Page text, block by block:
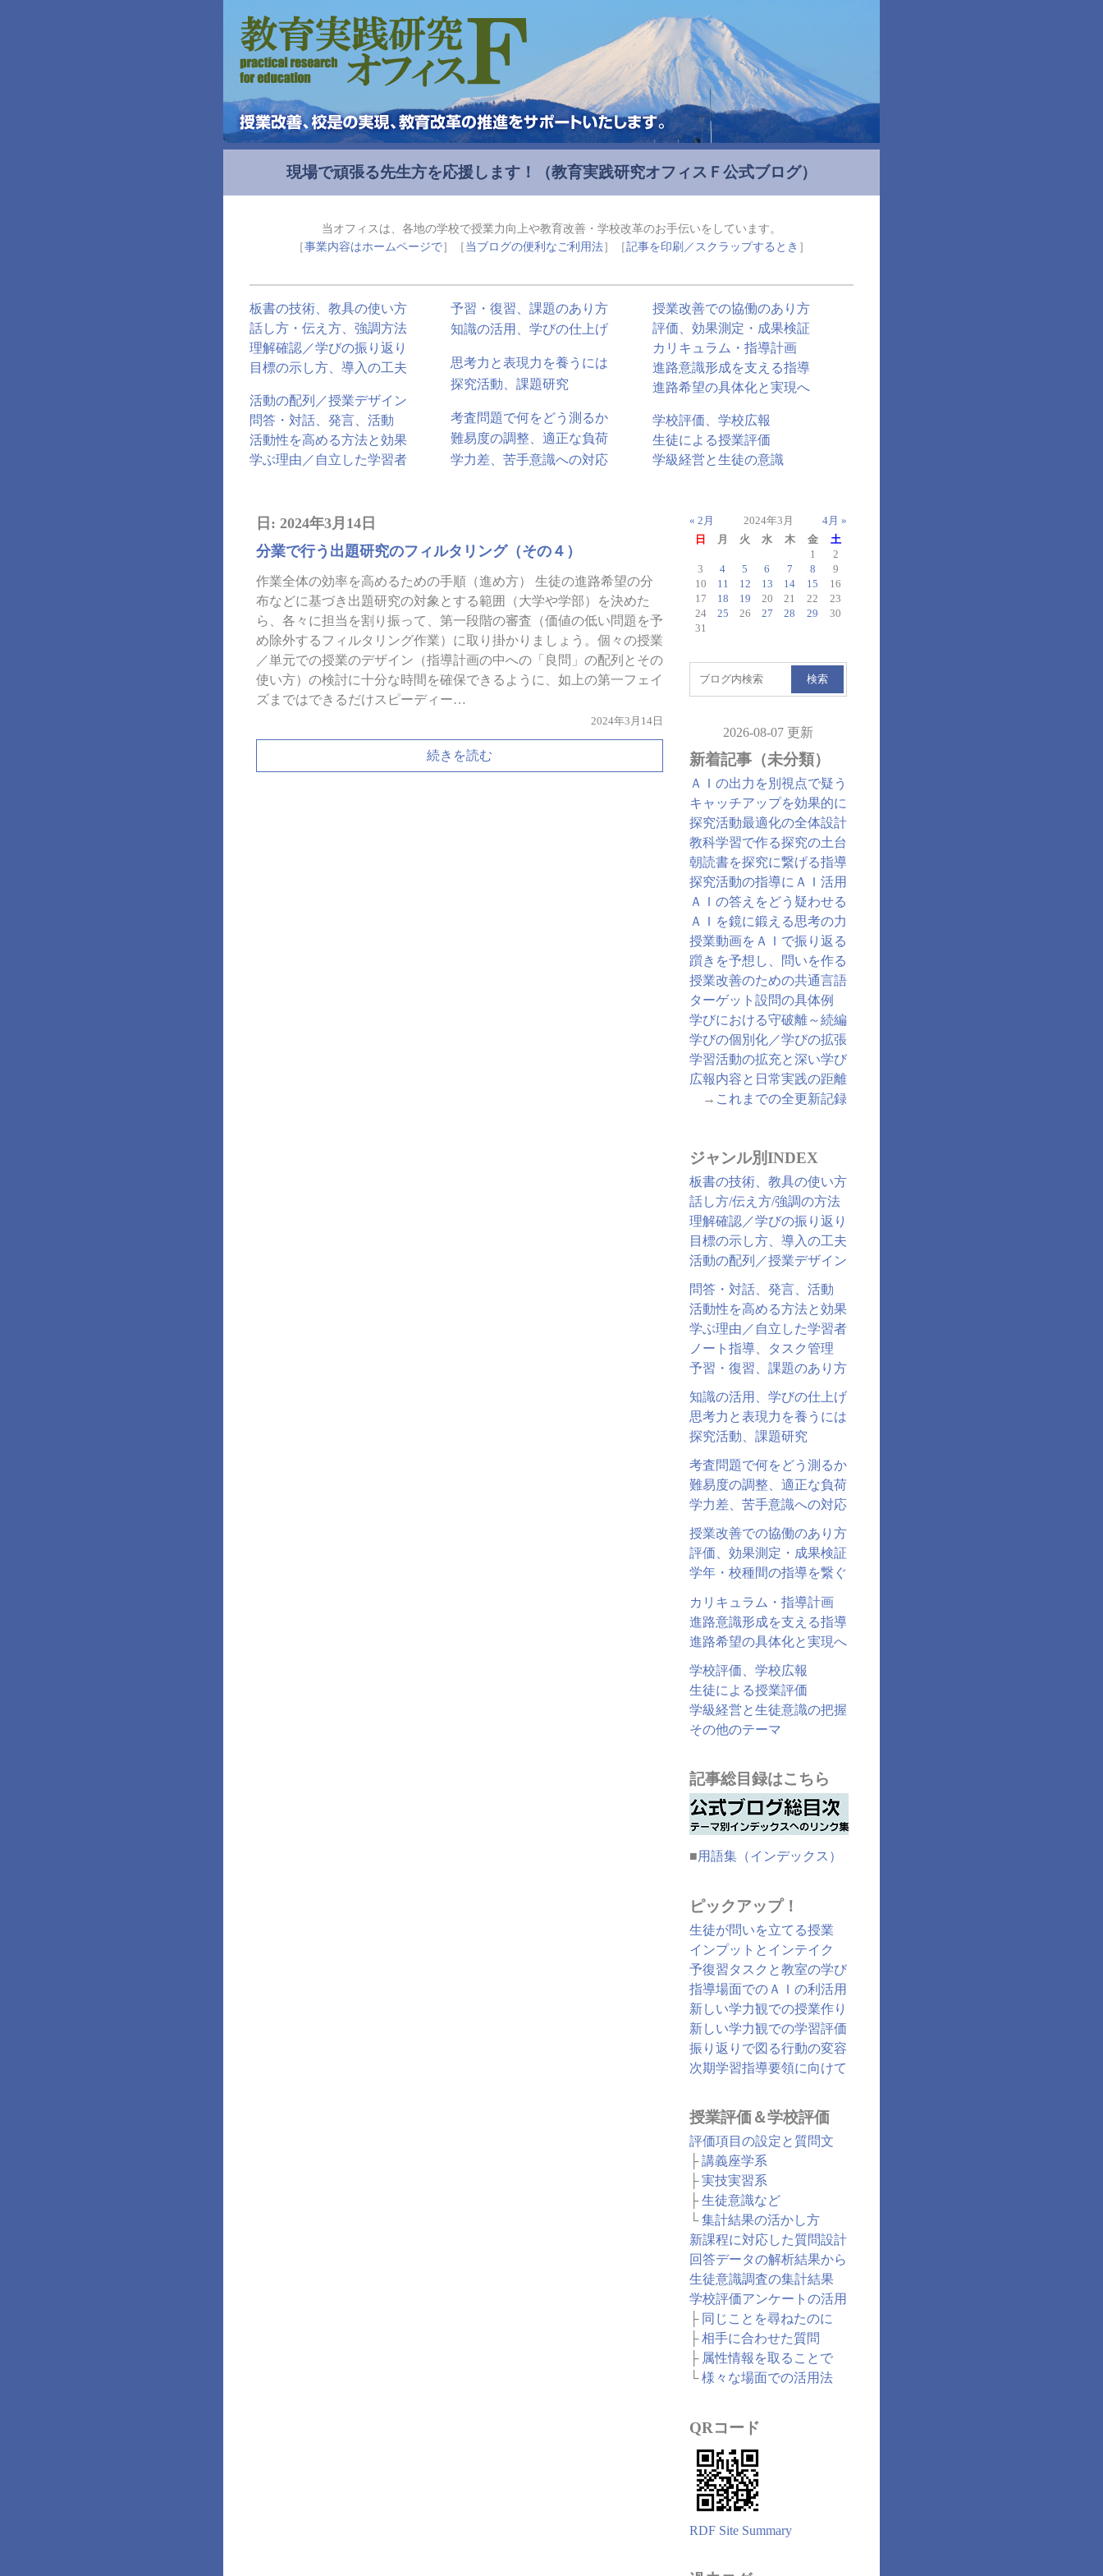
現場で頑張る先生方を応援します！ （教育実践研究オフィスＦ公式ブログ）
当オフィスは、各地の学校で授業力向上や教育改善・学校改革のお手伝いをしています。
［事業内容はホームページで］［当ブログの便利なご利用法］［記事を印刷／スクラップするとき ］
板書の技術、教具の使い方
話し方・伝え方、強調方法
理解確認／学びの振り返り
目標の示し方、導入の工夫
活動の配列／授業デザイン
問答・対話、発言、活動
活動性を高める方法と効果
学ぶ理由／自立した学習者
予習・復習、課題のあり方
知識の活用、学びの仕上げ
思考力と表現力を養うには
探究活動、課題研究
考査問題で何をどう測るか
難易度の調整、適正な負荷
学力差、苦手意識への対応
授業改善での協働のあり方
評価、効果測定・成果検証
カリキュラム・指導計画
進路意識形成を支える指導
進路希望の具体化と実現へ
学校評価、学校広報
生徒による授業評価
学級経営と生徒の意識
日: 2024年3月14日
分業で行う出題研究のフィルタリング（その４）
作業全体の効率を高めるための手順（進め方） 生徒の進路希望の分
布などに基づき出題研究の対象とする範囲（大学や学部）を決めた
ら、各々に担当を割り振って、第一段階の審査（価値の低い問題を予
め除外するフィルタリング作業）に取り掛かりましょう。個々の授業
／単元での授業のデザイン（指導計画の中への「良問」の配列とその
使い方）の検討に十分な時間を確保できるように、如上の第一フェイ
ズまではできるだけスピーディー…
2024年3月14日
続きを読む
2024年3月
日
月 火 水 木 金
土
1
2
3
4 5 6 7 8
9
10
11 12 13 14 15
16
17
18 19 20 21 22
23
24
25 26 27 28 29
30
31
« 2月 4月 »
検索
2026-08-07 更新
新着記事（未分類）
ＡＩの出力を別視点で疑う
キャッチアップを効果的に
探究活動最適化の全体設計
教科学習で作る探究の土台
朝読書を探究に繋げる指導
探究活動の指導にＡＩ活用
ＡＩの答えをどう疑わせる
ＡＩを鏡に鍛える思考の力
授業動画をＡＩで振り返る
躓きを予想し、問いを作る
授業改善のための共通言語
ターゲット設問の具体例
学びにおける守破離～続編
学びの個別化／学びの拡張
学習活動の拡充と深い学び
広報内容と日常実践の距離
→ これまでの全更新記録
ジャンル別INDEX
板書の技術、教具の使い方
話し方/伝え方/強調の方法
理解確認／学びの振り返り
目標の示し方、導入の工夫
活動の配列／授業デザイン
問答・対話、発言、活動
活動性を高める方法と効果
学ぶ理由／自立した学習者
ノート指導、タスク管理
予習・復習、課題のあり方
知識の活用、学びの仕上げ
思考力と表現力を養うには
探究活動、課題研究
考査問題で何をどう測るか
難易度の調整、適正な負荷
学力差、苦手意識への対応
授業改善での協働のあり方
評価、効果測定・成果検証
学年・校種間の指導を繋ぐ
カリキュラム・指導計画
進路意識形成を支える指導
進路希望の具体化と実現へ
学校評価、学校広報
生徒による授業評価
学級経営と生徒意識の把握
その他のテーマ
記事総目録はこちら
■用語集（インデックス）
ピックアップ！
生徒が問いを立てる授業
インプットとインテイク
予復習タスクと教室の学び
指導場面でのＡＩの利活用
新しい学力観での授業作り
新しい学力観での学習評価
振り返りで図る行動の変容
次期学習指導要領に向けて
授業評価＆学校評価
評価項目の設定と質問文
├講義座学系
├実技実習系
├生徒意識など
└集計結果の活かし方
新課程に対応した質問設計
回答データの解析結果から
生徒意識調査の集計結果
学校評価アンケートの活用
├ 同じことを尋ねたのに
├相手に合わせた質問
├ 属性情報を取ることで
└様々な場面での活用法
QRコード
RDF Site Summary